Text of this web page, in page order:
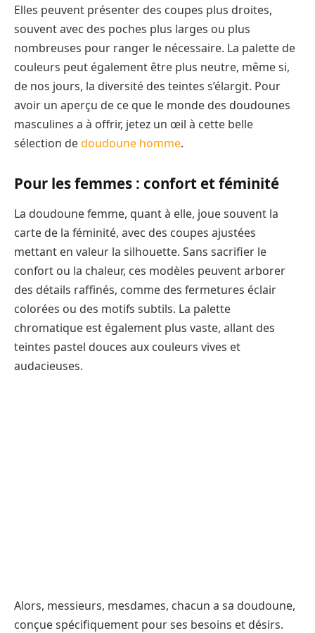
Elles peuvent présenter des coupes plus droites,
souvent avec des poches plus larges ou plus
nombreuses pour ranger le nécessaire. La palette de
couleurs peut également être plus neutre, même si,
de nos jours, la diversité des teintes s’élargit. Pour
avoir un aperçu de ce que le monde des doudounes
masculines a à offrir, jetez un œil à cette belle
sélection dedoudoune homme.
Pour les femmes : confort et féminité
La doudoune femme, quant à elle, joue souvent la
carte de la féminité, avec des coupes ajustées
mettant en valeur la silhouette. Sans sacrifier le
confort ou la chaleur, ces modèles peuvent arborer
des détails raffinés, comme des fermetures éclair
colorées ou des motifs subtils. La palette
chromatique est également plus vaste, allant des
teintes pastel douces aux couleurs vives et
audacieuses.
Alors, messieurs, mesdames, chacun a sa doudoune,
conçue spécifiquement pour ses besoins et désirs.